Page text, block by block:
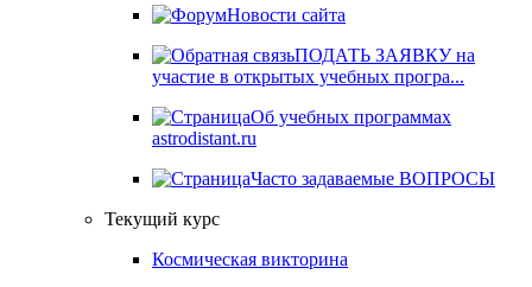
Новости сайта
ПОДАТЬ ЗАЯВКУ на
участие в открытых учебных програ...
Об учебных программах
astrodistant.ru
Часто задаваемые ВОПРОСЫ
Текущий курс
Космическая викторина